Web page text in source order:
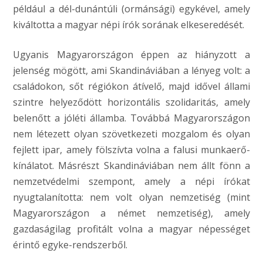
például a dél-dunántúli (ormánsági) egykével, amely
kiváltotta a magyar népi írók sorának elkeseredését.
Ugyanis Magyarországon éppen az hiányzott a
jelenség mögött, ami Skandináviában a lényeg volt: a
családokon, sőt régiókon átívelő, majd idővel állami
szintre helyeződött horizontális szolidaritás, amely
belenőtt a jóléti államba. Továbbá Magyarországon
nem létezett olyan szövetkezeti mozgalom és olyan
fejlett ipar, amely fölszívta volna a falusi munkaerő-
kínálatot. Másrészt Skandináviában nem állt fönn a
nemzetvédelmi szempont, amely a népi írókat
nyugtalanította: nem volt olyan nemzetiség (mint
Magyarországon a német nemzetiség), amely
gazdaságilag profitált volna a magyar népességet
érintő egyke-rendszerből.